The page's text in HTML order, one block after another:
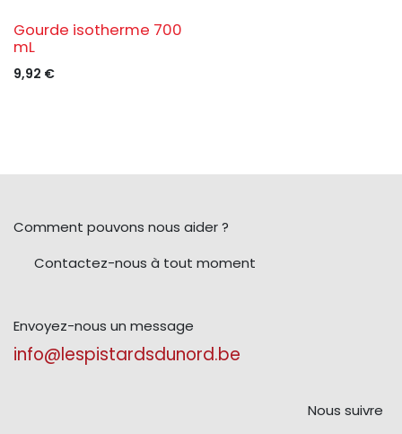
Gourde isotherme 700
mL
9,92 €
Comment pouvons nous aider ?
Contactez-nous à tout moment
Envoyez-nous un message
info@lespistardsdunord.be
Nous suivre